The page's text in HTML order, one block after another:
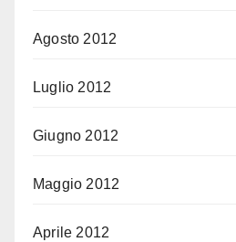
Agosto 2012
Luglio 2012
Giugno 2012
Maggio 2012
Aprile 2012